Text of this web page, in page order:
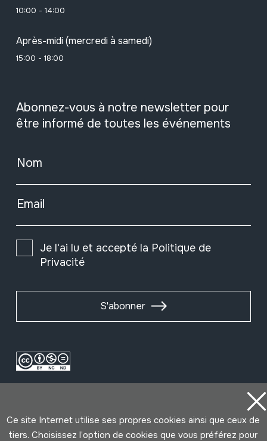
10:00 - 14:00
Après-midi (mercredi à samedi)
15:00 - 18:00
Abonnez-vous à notre newsletter pour
être informé de toutes les événements
Nom
Email
Je l'ai lu et accepté la Politique de
Privacité
S'abonner
Ce site Internet utilise ses propres cookies ainsi que ceux de
tiers. Choisissez l’option de cookies que vous préférez pour